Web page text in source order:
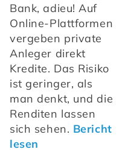
Bank, adieu! Auf
Online-Plattformen
vergeben private
Anleger direkt
Kredite. Das Risiko
ist geringer, als
man denkt, und die
Renditen lassen
sich sehen. Bericht
lesen